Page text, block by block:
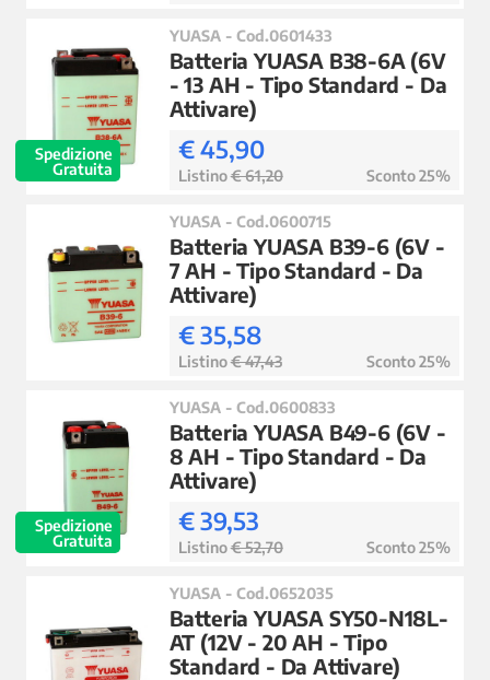
Spedizione
Gratuita
YUASA - Cod.0601433
Batteria YUASA B38-6A (6V
- 13 AH - Tipo Standard - Da
Attivare)
€ 45,90
Listino€ 61,20 Sconto 25%
YUASA - Cod.0600715
Batteria YUASA B39-6 (6V -
7 AH - Tipo Standard - Da
Attivare)
€ 35,58
Listino€ 47,43 Sconto 25%
Spedizione
Gratuita
YUASA - Cod.0600833
Batteria YUASA B49-6 (6V -
8 AH - Tipo Standard - Da
Attivare)
€ 39,53
Listino€ 52,70 Sconto 25%
YUASA - Cod.0652035
Batteria YUASA SY50-N18L-
AT (12V - 20 AH - Tipo
Standard - Da Attivare)